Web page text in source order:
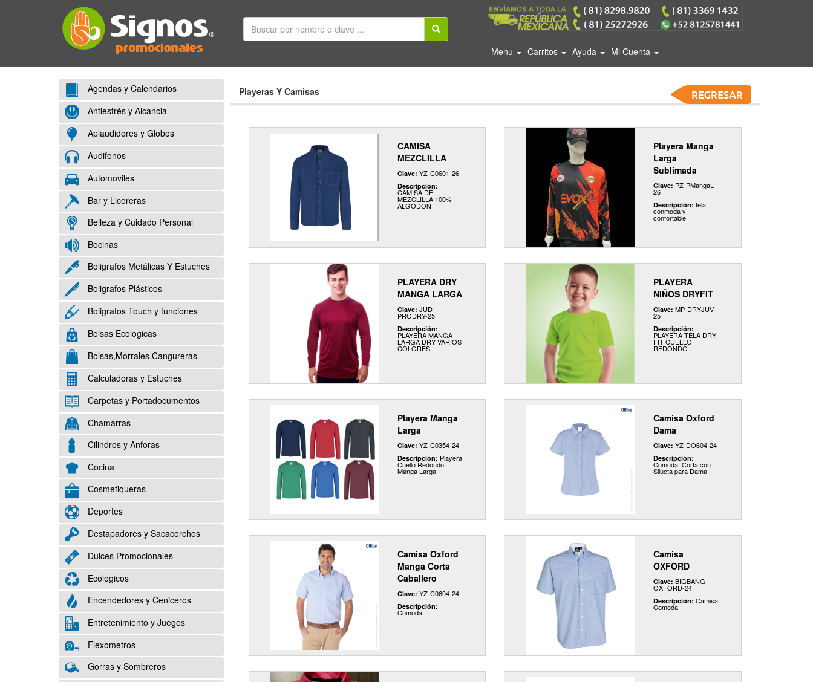
Menu Carritos Ayuda Mi Cuenta
Agendas y Calendarios
Antiestrés y Alcancia
Aplaudidores y Globos
Audifonos
Automoviles
Bar y Licoreras
Belleza y Cuidado Personal
Bocinas
Boligrafos Metálicas Y Estuches
Boligrafos Plásticos
Boligrafos Touch y funciones
Bolsas Ecologicas
Bolsas,Morrales,Cangureras
Calculadoras y Estuches
Carpetas y Portadocumentos
Chamarras
Cilindros y Anforas
Cocina
Cosmetiqueras
Deportes
Destapadores y Sacacorchos
Dulces Promocionales
Ecologicos
Encendedores y Ceniceros
Entretenimiento y Juegos
Flexometros
Gorras y Sombreros
Playeras Y Camisas
CAMISA
MEZCLILLA
Clave: YZ-C0601-26
Descripción:
CAMISA DE
MEZCLILLA 100%
ALGODON
Playera Manga
Larga
Sublimada
Clave: PZ-PMangaL-
26
Descripción: tela
conmoda y
confortable
PLAYERA DRY
MANGA LARGA
Clave: JUD-
PRODRY-25
Descripción:
PLAYERA MANGA
LARGA DRY VARIOS
COLORES
PLAYERA
NIÑOS DRYFIT
Clave: MP-DRYJUV-
25
Descripción:
PLAYERA TELA DRY
FIT CUELLO
REDONDO
Playera Manga
Larga
Clave: YZ-C0354-24
Descripción: Playera
Cuello Redondo
Manga Larga
Camisa Oxford
Dama
Clave: YZ-DO604-24
Descripción:
Comoda ,Corta con
Silueta para Dama
Camisa Oxford
Manga Corta
Caballero
Clave: YZ-C0604-24
Descripción:
Comoda
Camisa
OXFORD
Clave: BIGBANG-
OXFORD-24
Descripción: Camisa
Comoda